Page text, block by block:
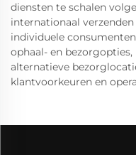
diensten te schalen
internationaal
individuele
ophaal- en
alternatieve
klantvoorkeuren en